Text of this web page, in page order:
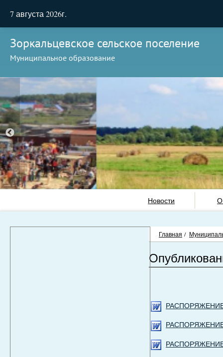
7 августа 2026г.
Зоркальцевское сельское поселение
Муниципальное образование
Новости
Главная /
РАСПОРЯЖЕНИЕ
РАСПОРЯЖЕНИЕ
РАСПОРЯЖЕНИЕ